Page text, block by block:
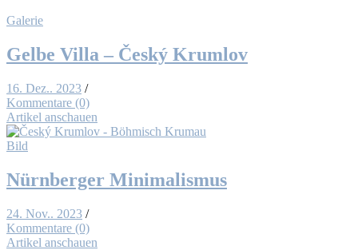
Galerie
Gel­be Vil­la – Čes­ký Krum­l­ov
16. Dez.. 2023 /
Kommentare (0)
Artikel anschauen
Bild
Nürn­ber­ger Mi­ni­ma­lis­mus
24. Nov.. 2023 /
Kommentare (0)
Artikel anschauen